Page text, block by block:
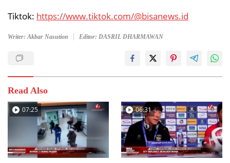
Tiktok: https://www.tiktok.com/@bisanews.id
Writer: Akbar Nasution Editor: DASRIL DHARMAWAN
Read Also
07:25 06:31